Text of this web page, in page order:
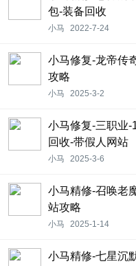
包-装备回收
小马 2022-7-24
小马修复-龙帝传
攻略
小马 2025-3-2
小马修复-三职业-
回收-带假人网站
小马 2025-3-6
小马精修-召唤老
站攻略
小马 2025-1-14
小马精修-七星沉